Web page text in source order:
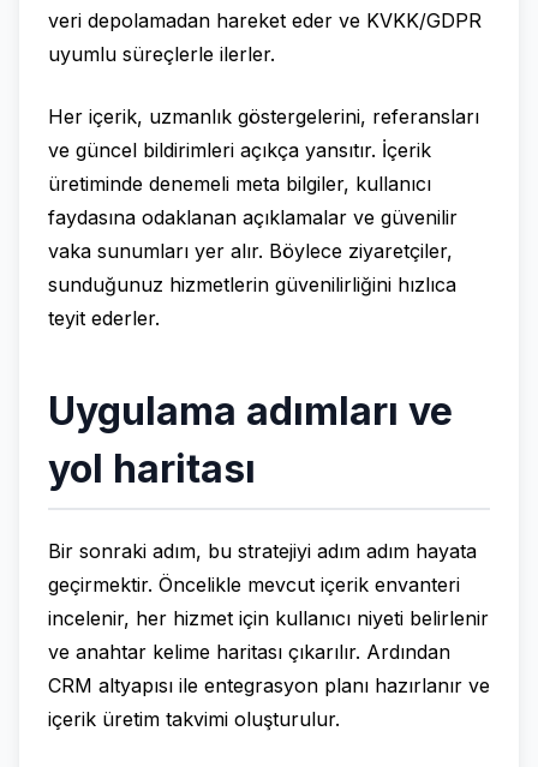
veri depolamadan hareket eder ve KVKK/GDPR
uyumlu süreçlerle ilerler.
Her içerik, uzmanlık göstergelerini, referansları
ve güncel bildirimleri açıkça yansıtır. İçerik
üretiminde denemeli meta bilgiler, kullanıcı
faydasına odaklanan açıklamalar ve güvenilir
vaka sunumları yer alır. Böylece ziyaretçiler,
sunduğunuz hizmetlerin güvenilirliğini hızlıca
teyit ederler.
Uygulama adımları ve
yol haritası
Bir sonraki adım, bu stratejiyi adım adım hayata
geçirmektir. Öncelikle mevcut içerik envanteri
incelenir, her hizmet için kullanıcı niyeti belirlenir
ve anahtar kelime haritası çıkarılır. Ardından
CRM altyapısı ile entegrasyon planı hazırlanır ve
içerik üretim takvimi oluşturulur.